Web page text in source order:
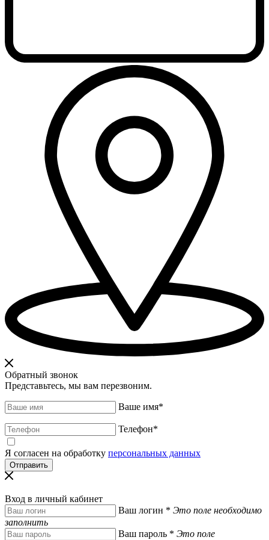
Обратный звонок
Представьтесь, мы вам перезвоним.
Ваше имя*
Телефон*
Я согласен на обработку персональных данных
Вход в личный кабинет
Ваш логин * Это поле необходимо
заполнить
Ваш пароль * Это поле